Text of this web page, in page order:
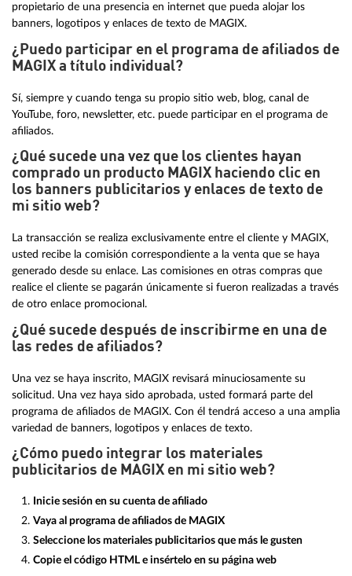
propietario de una presencia en internet que pueda alojar los
banners, logotipos y enlaces de texto de MAGIX.
¿Puedo participar en el programa de afiliados de
MAGIX a título individual?
Sí, siempre y cuando tenga su propio sitio web, blog, canal de
YouTube, foro, newsletter, etc. puede participar en el programa de
afiliados.
¿Qué sucede una vez que los clientes hayan
comprado un producto MAGIX haciendo clic en
los banners publicitarios y enlaces de texto de
mi sitio web?
La transacción se realiza exclusivamente entre el cliente y MAGIX,
usted recibe la comisión correspondiente a la venta que se haya
generado desde su enlace. Las comisiones en otras compras que
realice el cliente se pagarán únicamente si fueron realizadas a través
de otro enlace promocional.
¿Qué sucede después de inscribirme en una de
las redes de afiliados?
Una vez se haya inscrito, MAGIX revisará minuciosamente su
solicitud. Una vez haya sido aprobada, usted formará parte del
programa de afiliados de MAGIX. Con él tendrá acceso a una amplia
variedad de banners, logotipos y enlaces de texto.
¿Cómo puedo integrar los materiales
publicitarios de MAGIX en mi sitio web?
Inicie sesión en su cuenta de afiliado
Vaya al programa de afiliados de MAGIX
Seleccione los materiales publicitarios que más le gusten
Copie el código HTML e insértelo en su página web